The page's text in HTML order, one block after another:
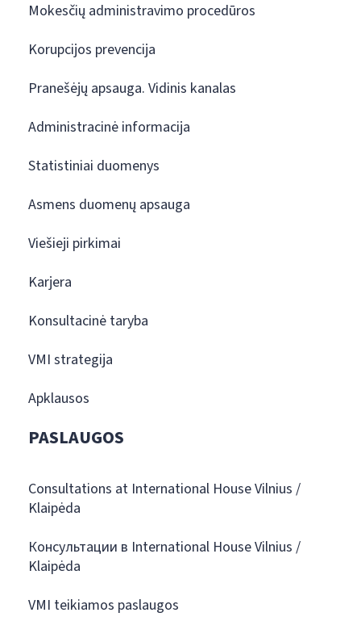
Mokesčių administravimo procedūros
Korupcijos prevencija
Pranešėjų apsauga. Vidinis kanalas
Administracinė informacija
Statistiniai duomenys
Asmens duomenų apsauga
Viešieji pirkimai
Karjera
Konsultacinė taryba
VMI strategija
Apklausos
PASLAUGOS
Consultations at International House Vilnius /
Klaipėda
Консультации в International House Vilnius /
Klaipėda
VMI teikiamos paslaugos